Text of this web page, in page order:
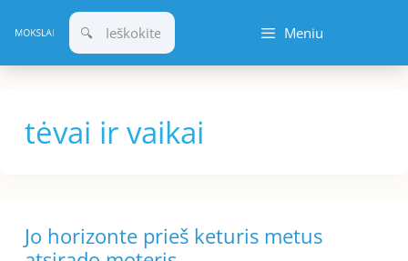
prie
turinio
Meniu
tėvai ir vaikai
Jo horizonte prieš keturis metus